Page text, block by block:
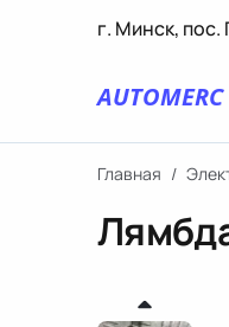
г. Минск,
AUTOMERC
Главная /